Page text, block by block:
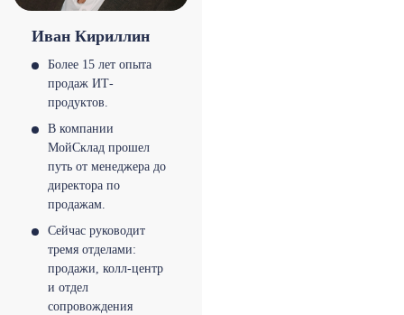
Иван Кириллин
Более 15 лет опыта
продаж ИТ-
продуктов.
В компании
МойСклад прошел
путь от менеджера до
директора по
продажам.
Сейчас руководит
тремя отделами:
продажи, колл-центр
и отдел
сопровождения